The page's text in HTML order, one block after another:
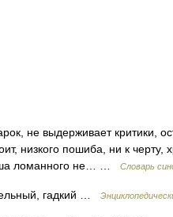
не выдерживает критики,
низкого пошиба, ни к черту,
ломанного не… …
Словарь
гадкий …